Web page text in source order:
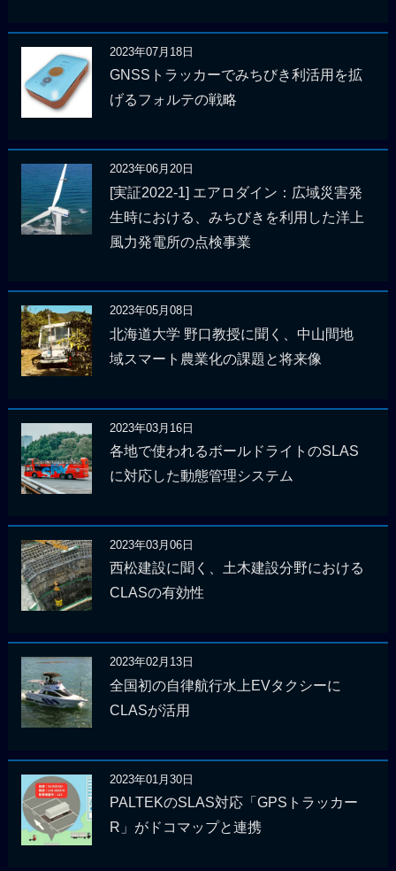
2023年07月18日
GNSSトラッカーでみちびき利活用を拡
げるフォルテの戦略
2023年06月20日
[実証2022-1] エアロダイン：広域災害発
生時における、みちびきを利用した洋上
風力発電所の点検事業
2023年05月08日
北海道大学 野口教授に聞く、中山間地
域スマート農業化の課題と将来像
2023年03月16日
各地で使われるボールドライトのSLAS
に対応した動態管理システム
2023年03月06日
西松建設に聞く、土木建設分野における
CLASの有効性
2023年02月13日
全国初の自律航行水上EVタクシーに
CLASが活用
2023年01月30日
PALTEKのSLAS対応「GPSトラッカー
R」がドコマップと連携